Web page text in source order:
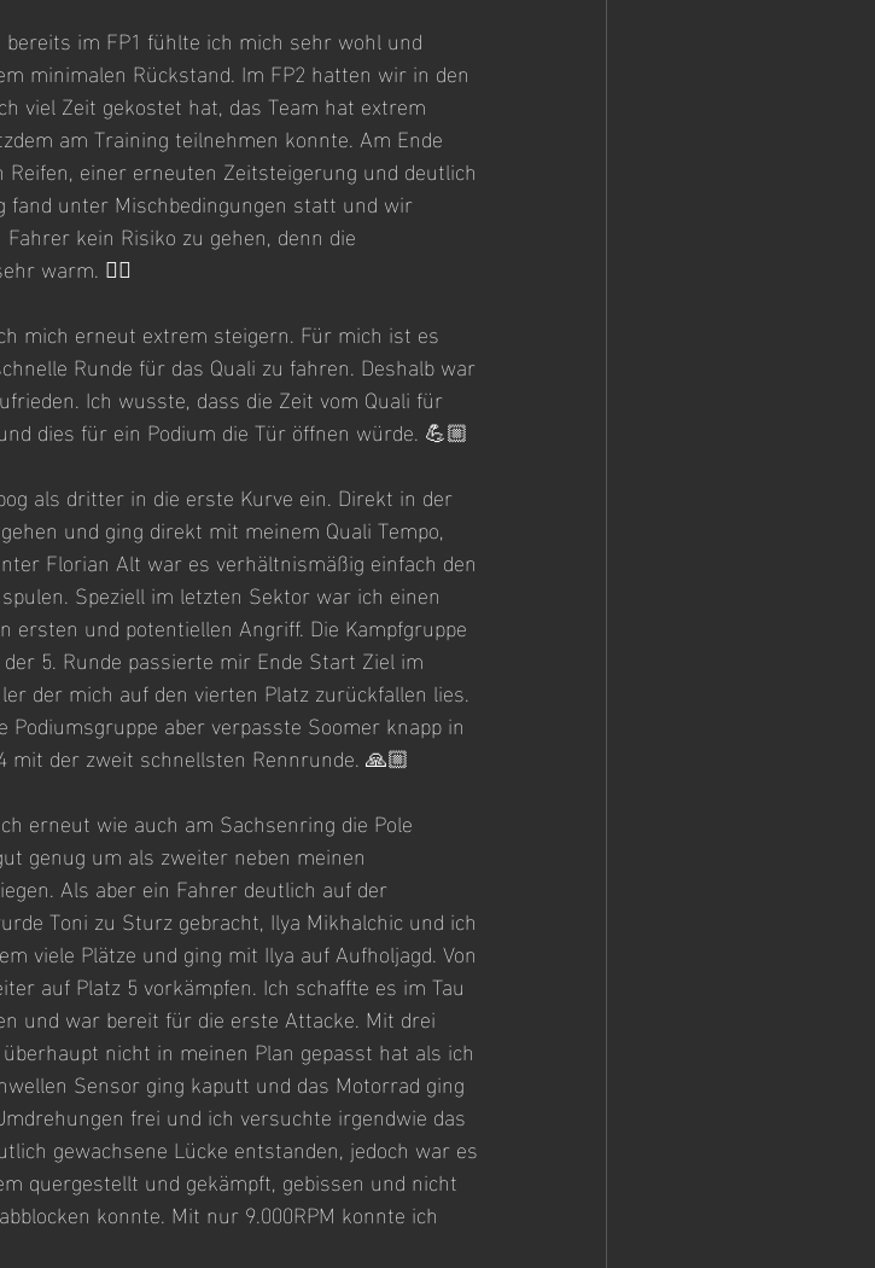
im FP1 fühlte ich mich sehr wohl und
minimalen Rückstand. Im FP2 hatten wir in den
viel Zeit gekostet hat, das Team hat extrem
am Training teilnehmen konnte. Am Ende
einer erneuten Zeitsteigerung und deutlich
unter Mischbedingungen statt und wir
kein Risiko zu gehen, denn die
warm. 👍🏼
mich erneut extrem steigern. Für mich ist es
Runde für das Quali zu fahren. Deshalb war
Ich wusste, dass die Zeit vom Quali für
dies für ein Podium die Tür öffnen würde. 💪🏼
als dritter in die erste Kurve ein. Direkt in der
und ging direkt mit meinem Quali Tempo,
Florian Alt war es verhältnismäßig einfach den
Speziell im letzten Sektor war ich einen
und potentiellen Angriff. Die Kampfgruppe
5. Runde passierte mir Ende Start Ziel im
der mich auf den vierten Platz zurückfallen lies.
aber verpasste Soomer knapp in
mit der zweit schnellsten Rennrunde. 🙏🏼
erneut wie auch am Sachsenring die Pole
genug um als zweiter neben meinen
Als aber ein Fahrer deutlich auf der
Toni zu Sturz gebracht, Ilya Mikhalchic und ich
viele Plätze und ging mit Ilya auf Aufholjagd. Von
auf Platz 5 vorkämpfen. Ich schaffte es im Tau
und war bereit für die erste Attacke. Mit drei
nicht in meinen Plan gepasst hat als ich
Sensor ging kaputt und das Motorrad ging
frei und ich versuchte irgendwie das
gewachsene Lücke entstanden, jedoch war es
quergestellt und gekämpft, gebissen und nicht
konnte. Mit nur 9.000RPM konnte ich